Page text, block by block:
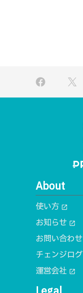
About
使い方 open_in_new
お知らせ open_in_new
お問い合わせ
チェンジログ
運営会社 open_in_new